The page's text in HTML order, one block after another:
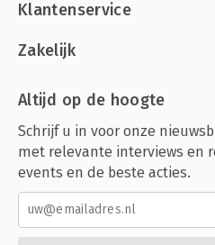
Klantenservice
Zakelijk
Altijd op de hoogte
Schrijf u in voor onze
met relevante interviews en
events en de beste acties.